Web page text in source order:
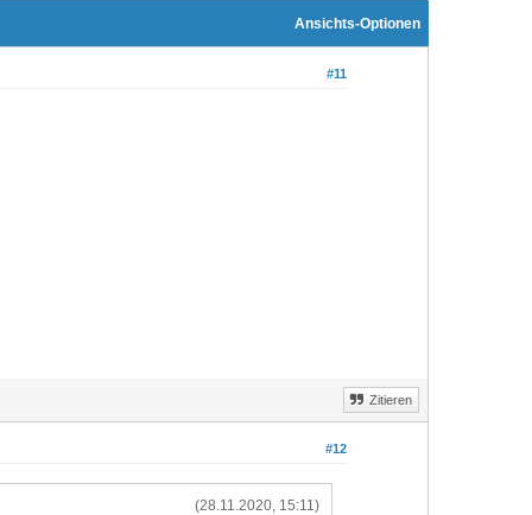
Ansichts-Optionen
#11
Zitieren
#12
(28.11.2020, 15:11)